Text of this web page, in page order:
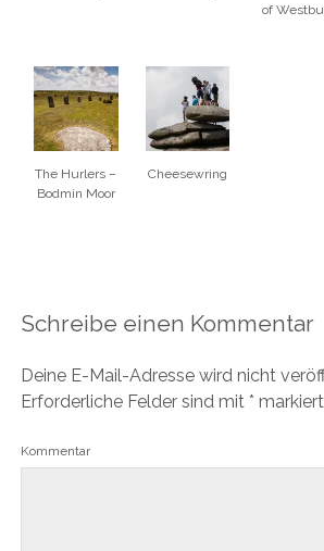
of
The Hurlers –
Bodmin Moor
Cheesewring
Schreibe einen Kommentar
Deine E-Mail-Adresse wird nicht
Erforderliche Felder sind mit * markiert
Kommentar